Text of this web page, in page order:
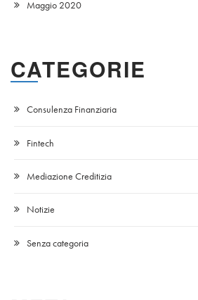
Maggio 2020
CATEGORIE
Consulenza Finanziaria
Fintech
Mediazione Creditizia
Notizie
Senza categoria